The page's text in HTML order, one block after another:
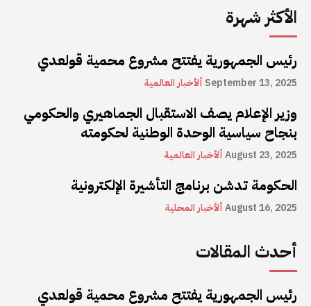
الأكثر شهرة
رئيس الجمهورية يفتتح مشروع محمية قولعدي
ألأخبار العالمية September 13, 2025
وزير الإعلام يصف الاستقبال الجماهيري والحكومي
بنجاح سياسية الوحدة الوطنية لحكومته
ألأخبار العالميةAugust 23, 2025
الحكومة تدشن برنامج التأشيرة الإلكترونية
ألأخبار المحليةAugust 16, 2025
أحدث المقالات
رئيس الجمهورية يفتتح مشروع محمية قولعدي